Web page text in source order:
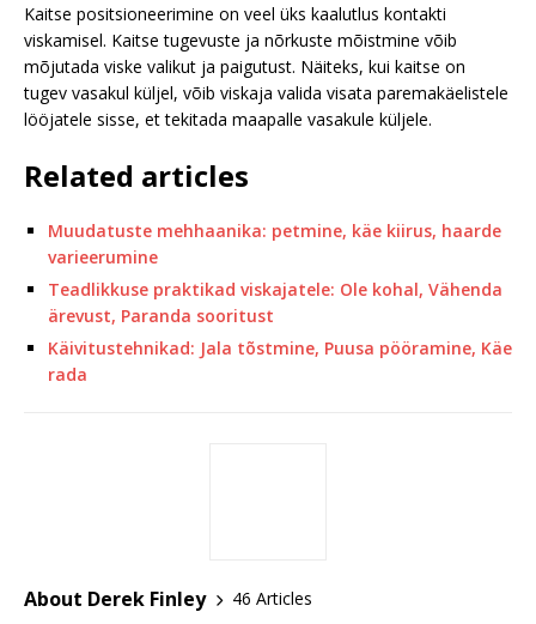
Kaitse positsioneerimine on veel üks kaalutlus kontakti
viskamisel. Kaitse tugevuste ja nõrkuste mõistmine võib
mõjutada viske valikut ja paigutust. Näiteks, kui kaitse on
tugev vasakul küljel, võib viskaja valida visata paremakäelistele
lööjatele sisse, et tekitada maapalle vasakule küljele.
Related articles
Muudatuste mehhaanika: petmine, käe kiirus, haarde
varieerumine
Teadlikkuse praktikad viskajatele: Ole kohal, Vähenda
ärevust, Paranda sooritust
Käivitustehnikad: Jala tõstmine, Puusa pööramine, Käe
rada
About Derek Finley
46 Articles